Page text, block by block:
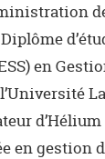
en
en gestion